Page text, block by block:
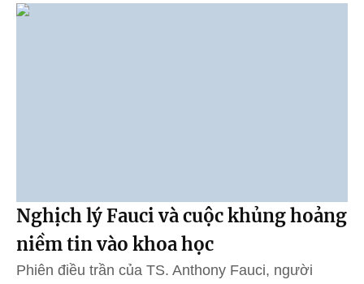
Nghịch lý Fauci và cuộc khủng hoảng
niềm tin vào khoa học
Phiên điều trần của TS. Anthony Fauci, người